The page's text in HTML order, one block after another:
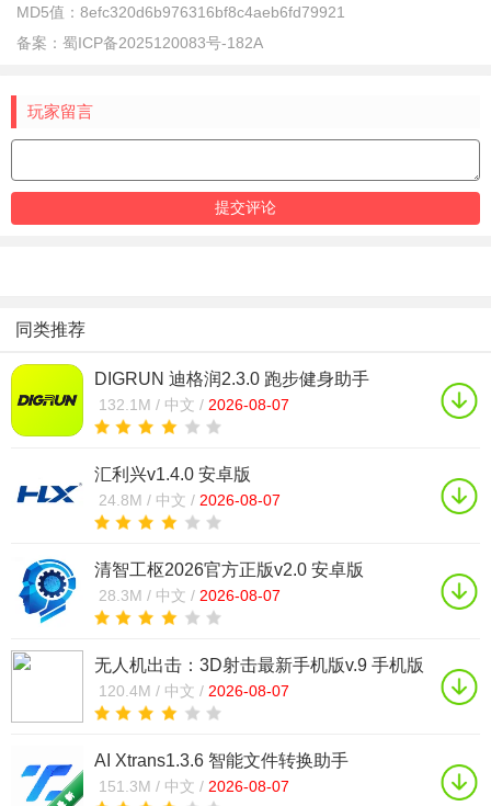
MD5值： 8efc320d6b976316bf8c4aeb6fd79921
备案： 蜀ICP备2025120083号-182A
玩家留言
同类推荐
DIGRUN 迪格润2.3.0 跑步健身助手
132.1M / 中文 / 2026-08-07
汇利兴v1.4.0 安卓版
24.8M / 中文 / 2026-08-07
清智工枢2026官方正版v2.0 安卓版
28.3M / 中文 / 2026-08-07
无人机出击：3D射击最新手机版v.9 手机版
120.4M / 中文 / 2026-08-07
AI Xtrans1.3.6 智能文件转换助手
151.3M / 中文 / 2026-08-07